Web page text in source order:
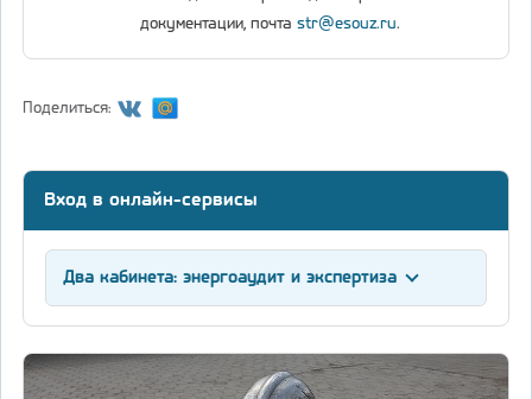
документации, почта str@esouz.ru.
Поделиться:
Вход в онлайн-сервисы
Два кабинета: энергоаудит и экспертиза